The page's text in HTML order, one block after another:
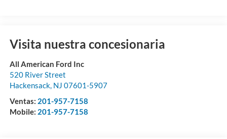
Visita nuestra concesionaria
All American Ford Inc
520 River Street
Hackensack, NJ 07601-5907
Ventas: 201-957-7158
Mobile: 201-957-7158